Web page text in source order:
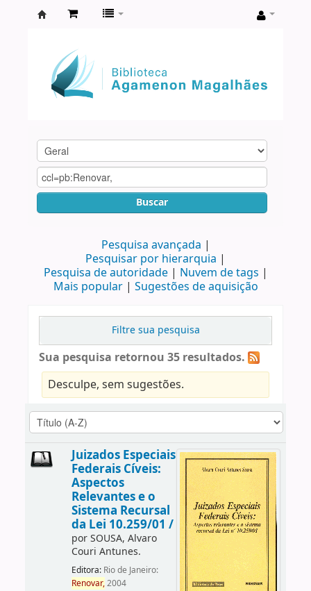
Agamenon
Magalhães
Buscar
Pesquisa avançada
Pesquisar por hierarquia
Pesquisa de autoridade
Nuvem de tags
Mais popular
Sugestões de aquisição
Filtre sua pesquisa
Sua pesquisa retornou 35 resultados.
Desculpe, sem sugestões.
Juizados Especiais
Federais Cíveis:
Aspectos
Relevantes e o
Sistema Recursal
da Lei 10.259/01 /
porSOUSA, Alvaro
Couri Antunes.
Editora: Rio de Janeiro:
Renovar,2004